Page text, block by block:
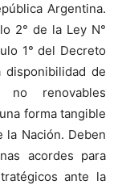
Argentina.
2° de la Ley N°
1° del Decreto
disponibilidad de
no renovables
forma tangible
Nación. Deben
acordes para
ante la